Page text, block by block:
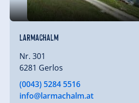
Larmachalm
Nr. 301
6281 Gerlos
(0043) 5284 5516
info@larmachalm.at